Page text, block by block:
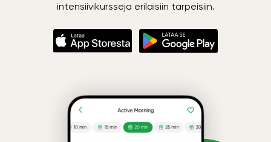
intensiivikursseja erilaisiin tarpeisiin.